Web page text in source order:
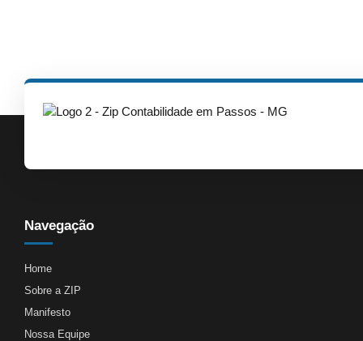
Navegação
Home
Sobre a ZIP
Manifesto
Nossa Equipe